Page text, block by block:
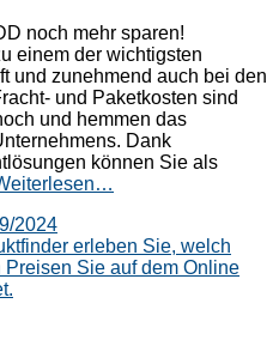
noch mehr sparen!
einem der wichtigsten
und zunehmend auch bei den
und Paketkosten sind
und hemmen das
Dank
können Sie als
2024